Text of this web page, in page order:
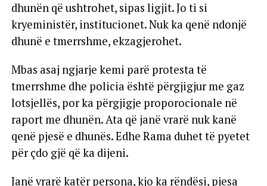
dhunën që ushtrohet, sipas ligjit. Jo ti si
kryeministër, institucionet. Nuk ka qenë ndonjë
dhunë e tmerrshme, ekzagjerohet.
Mbas asaj ngjarje kemi parë protesta të
tmerrshme dhe policia është përgjigjur me gaz
lotsjellës, por ka përgjigje proporocionale në
raport me dhunën. Ata që janë vrarë nuk kanë
qenë pjesë e dhunës. Edhe Rama duhet të pyetet
për çdo gjë që ka dijeni.
Janë vrarë katër persona, kjo ka rëndësi, pjesa